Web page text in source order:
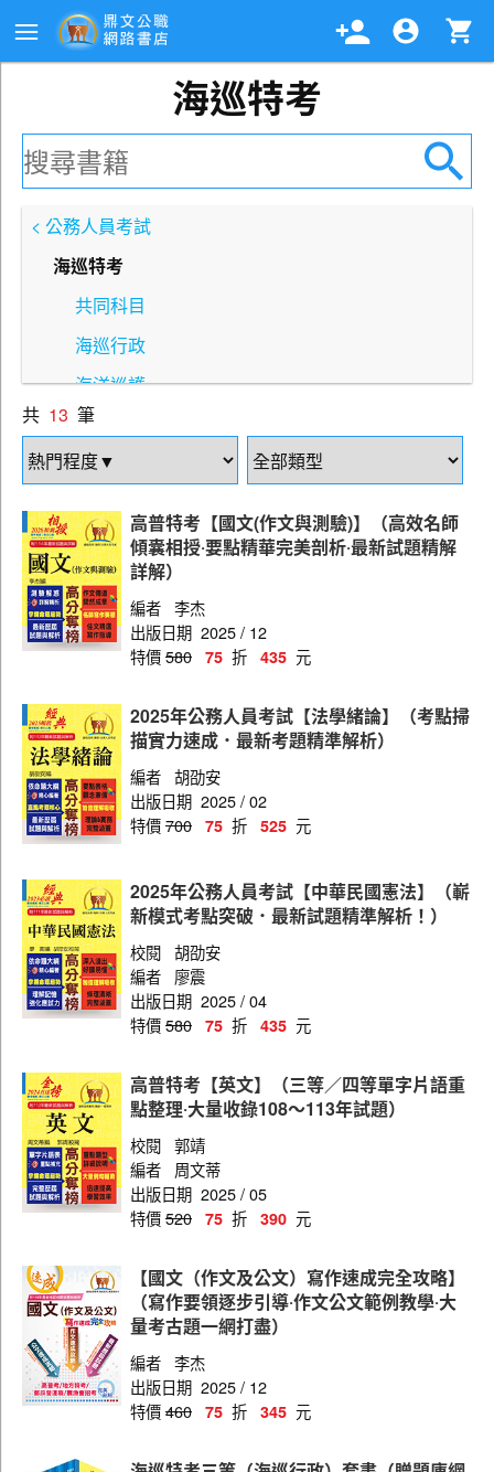
海巡特考
< 公務人員考試
海巡特考
共同科目
海巡行政
海洋巡護
共 13 筆
高普特考【國文(作文與測驗)】（高效名師
傾囊相授‧要點精華完美剖析‧最新試題精解
詳解）
編者 李杰
出版日期 2025 / 12
特價580 75 折 435 元
2025年公務人員考試【法學緒論】（考點掃
描實力速成．最新考題精準解析）
編者 胡劭安
出版日期 2025 / 02
特價700 75 折 525 元
2025年公務人員考試【中華民國憲法】（嶄
新模式考點突破．最新試題精準解析！）
校閱 胡劭安
編者
廖震
出版日期 2025 / 04
特價580 75 折 435 元
高普特考【英文】（三等／四等單字片語重
點整理‧大量收錄108～113年試題）
校閱 郭靖
編者
周文蒂
出版日期 2025 / 05
特價520 75 折 390 元
【國文（作文及公文）寫作速成完全攻略】
（寫作要領逐步引導‧作文公文範例教學‧大
量考古題一網打盡）
編者 李杰
出版日期 2025 / 12
特價460 75 折 345 元